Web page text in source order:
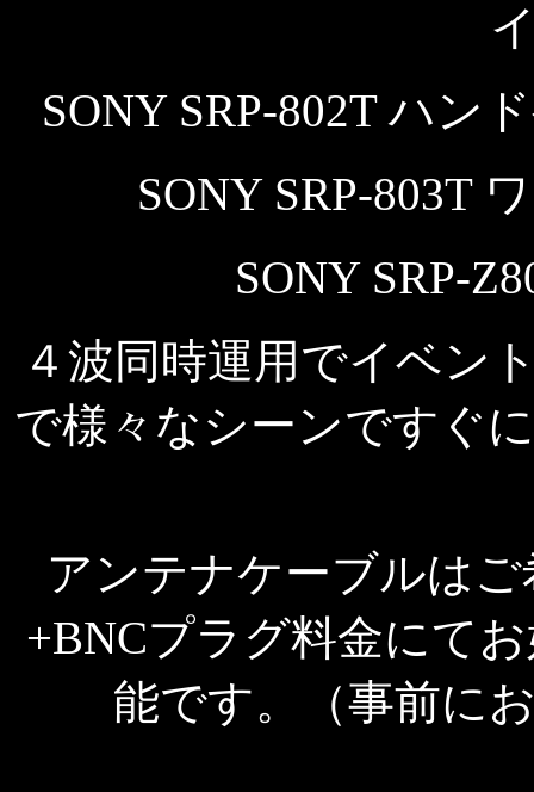
SONY SRP-802T ハン
SONY SRP-803T
SONY SRP-
４波同時運用でイベン
で様々なシーンですぐ
アンテナケーブルは
+BNCプラグ料金にて
能です。（事前に